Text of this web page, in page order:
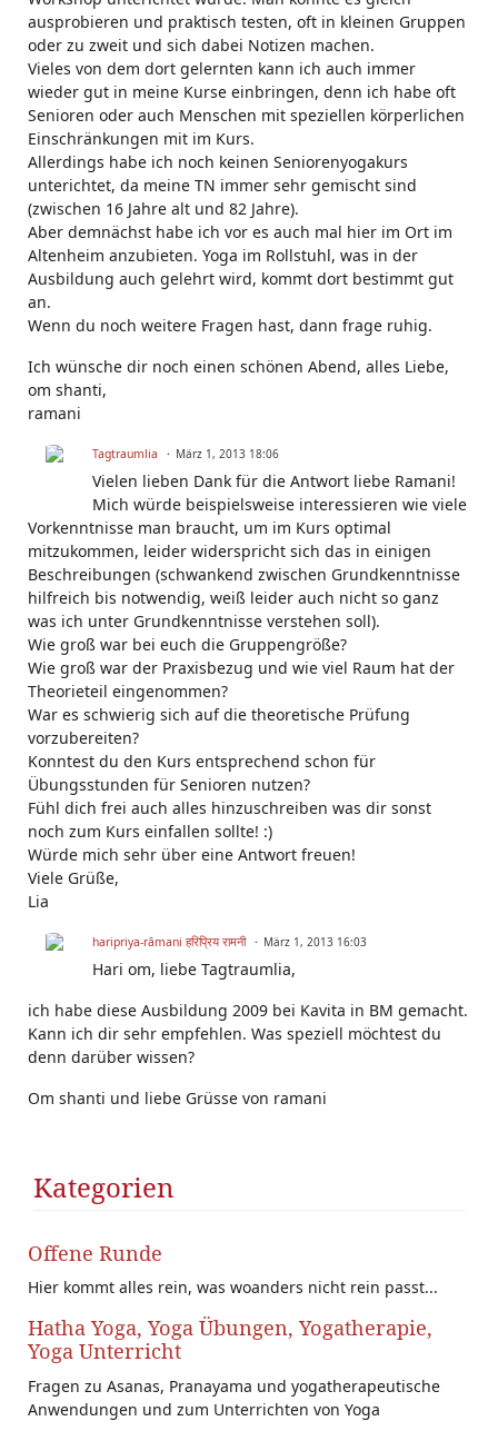
ausprobieren und praktisch testen, oft in kleinen Gruppen
oder zu zweit und sich dabei Notizen machen.
Vieles von dem dort gelernten kann ich auch immer
wieder gut in meine Kurse einbringen, denn ich habe oft
Senioren oder auch Menschen mit speziellen körperlichen
Einschränkungen mit im Kurs.
Allerdings habe ich noch keinen Seniorenyogakurs
unterichtet, da meine TN immer sehr gemischt sind
(zwischen 16 Jahre alt und 82 Jahre).
Aber demnächst habe ich vor es auch mal hier im Ort im
Altenheim anzubieten. Yoga im Rollstuhl, was in der
Ausbildung auch gelehrt wird, kommt dort bestimmt gut
an.
Wenn du noch weitere Fragen hast, dann frage ruhig.
Ich wünsche dir noch einen schönen Abend, alles Liebe,
om shanti,
ramani
Tagtraumlia März 1, 2013 18:06
Vielen lieben Dank für die Antwort liebe Ramani!
Mich würde beispielsweise interessieren wie viele
Vorkenntnisse man braucht, um im Kurs optimal
mitzukommen, leider widerspricht sich das in einigen
Beschreibungen (schwankend zwischen Grundkenntnisse
hilfreich bis notwendig, weiß leider auch nicht so ganz
was ich unter Grundkenntnisse verstehen soll).
Wie groß war bei euch die Gruppengröße?
Wie groß war der Praxisbezug und wie viel Raum hat der
Theorieteil eingenommen?
War es schwierig sich auf die theoretische Prüfung
vorzubereiten?
Konntest du den Kurs entsprechend schon für
Übungsstunden für Senioren nutzen?
Fühl dich frei auch alles hinzuschreiben was dir sonst
noch zum Kurs einfallen sollte! :)
Würde mich sehr über eine Antwort freuen!
Viele Grüße,
Lia
haripriya-rāmani हरिप्रिय रामनी März 1, 2013 16:03
Hari om, liebe Tagtraumlia,
ich habe diese Ausbildung 2009 bei Kavita in BM gemacht.
Kann ich dir sehr empfehlen. Was speziell möchtest du
denn darüber wissen?
Om shanti und liebe Grüsse von ramani
Kategorien
Offene Runde
Hier kommt alles rein, was woanders nicht rein passt...
Hatha Yoga, Yoga Übungen, Yogatherapie,
Yoga Unterricht
Fragen zu Asanas, Pranayama und yogatherapeutische
Anwendungen und zum Unterrichten von Yoga